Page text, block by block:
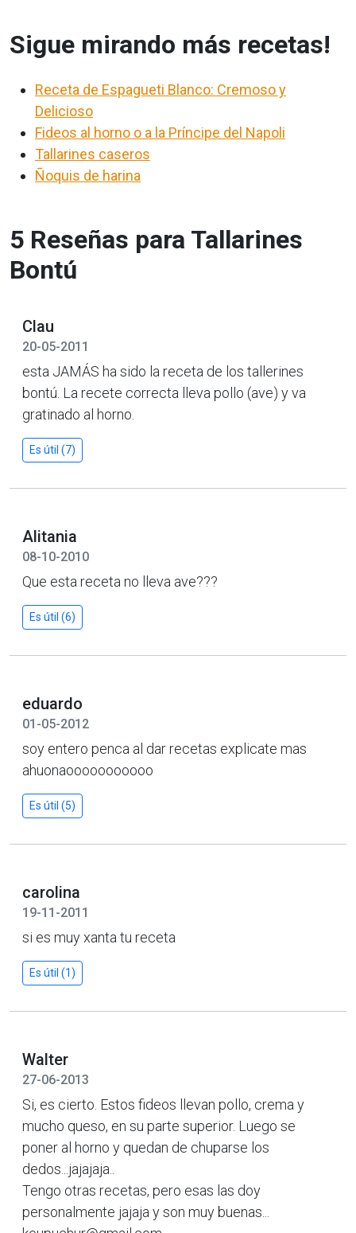
Sigue mirando más recetas!
Receta de Espagueti Blanco: Cremoso y
Delicioso
Fideos al horno o a la Príncipe del Napoli
Tallarines caseros
Ñoquis de harina
5 Reseñas para Tallarines
Bontú
Clau
20-05-2011
esta JAMÁS ha sido la receta de los tallerines
bontú. La recete correcta lleva pollo (ave) y va
gratinado al horno.
Es útil (7)
Alitania
08-10-2010
Que esta receta no lleva ave???
Es útil (6)
eduardo
01-05-2012
soy entero penca al dar recetas explicate mas
ahuonaooooooooooo
Es útil (5)
carolina
19-11-2011
si es muy xanta tu receta
Es útil (1)
Walter
27-06-2013
Si, es cierto. Estos fideos llevan pollo, crema y
mucho queso, en su parte superior. Luego se
poner al horno y quedan de chuparse los
dedos...jajajaja..
Tengo otras recetas, pero esas las doy
personalmente jajaja y son muy buenas...